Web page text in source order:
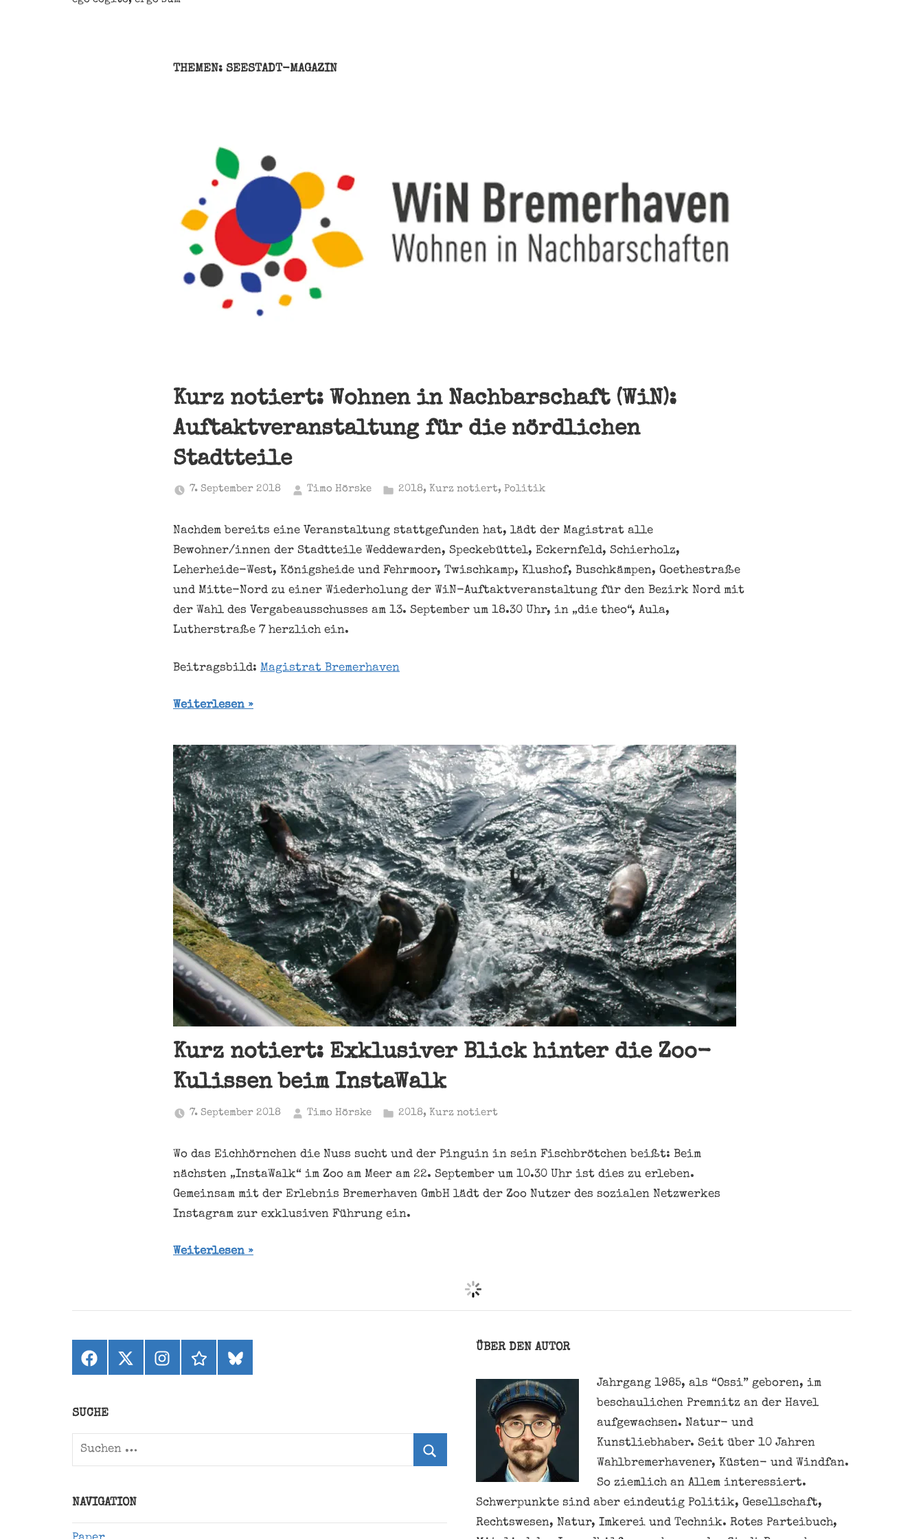
THEMEN: SEESTADT-MAGAZIN
Kurz notiert: Wohnen in Nachbarschaft (WiN):
Auftaktveranstaltung für die nördlichen
Stadtteile
7. September 2018 Timo Hörske 2018, Kurz notiert, Politik
Nachdem bereits eine Veranstaltung stattgefunden hat, lädt der Magistrat alle
Bewohner/innen der Stadtteile Weddewarden, Speckebüttel, Eckernfeld, Schierholz,
Leherheide-West, Königsheide und Fehrmoor, Twischkamp, Klushof, Buschkämpen, Goethestraße
und Mitte-Nord zu einer Wiederholung der WiN-Auftaktveranstaltung für den Bezirk Nord mit
der Wahl des Vergabeausschusses am 13. September um 18.30 Uhr, in „die theo“, Aula,
Lutherstraße 7 herzlich ein.
Beitragsbild: Magistrat Bremerhaven
Weiterlesen
Kurz notiert: Exklusiver Blick hinter die Zoo-
Kulissen beim InstaWalk
7. September 2018 Timo Hörske 2018, Kurz notiert
Wo das Eichhörnchen die Nuss sucht und der Pinguin in sein Fischbrötchen beißt: Beim
nächsten „InstaWalk“ im Zoo am Meer am 22. September um 10.30 Uhr ist dies zu erleben.
Gemeinsam mit der Erlebnis Bremerhaven GmbH lädt der Zoo Nutzer des sozialen Netzwerkes
Instagram zur exklusiven Führung ein.
Weiterlesen
Facebook
X
(ehemals
Twitter)
Instagramthreadsbluesky
nach:
Suchen
beschaulichen Premnitz an der Havel
aufgewachsen. Natur- und
Kunstliebhaber. Seit über 10 Jahren
Wahlbremerhavener, Küsten- und Windfan.
So ziemlich an Allem interessiert.
Schwerpunkte sind aber eindeutig Politik, Gesellschaft,
Rechtswesen, Natur, Imkerei und Technik. Rotes Parteibuch,
Mitglied des Jugendhilfeausschusses der Stadt Bremerhaven,